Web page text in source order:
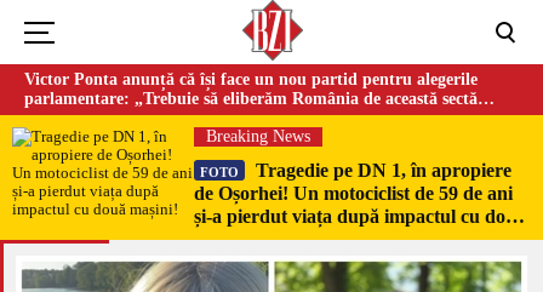
Victor Ponta anunță că își face un nou partid pentru alegerile
parlamentare: „Trebuie să eliberăm România de această sectă
globalistă”
Breaking News
FOTO
Tragedie pe DN 1, în apropiere
de Oșorhei! Un motociclist de 59 de ani
și-a pierdut viața după impactul cu două
mașini!